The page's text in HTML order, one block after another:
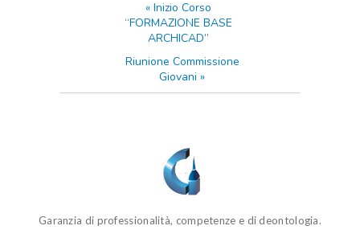
«Inizio Corso
“FORMAZIONE BASE
ARCHICAD”
Riunione Commissione
Giovani »
Garanzia di professionalità, competenze e di deontologia.